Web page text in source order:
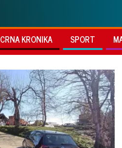
CRNA KRONIKA SPORT